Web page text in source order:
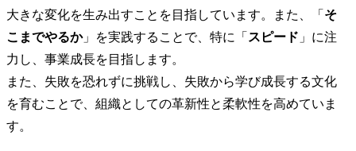
大きな変化を生み出すことを目指しています。また、「 そ
こまでやるか」を実践することで、特に「 スピード 」に注
力し、事業成長を目指します。
また、失敗を恐れずに挑戦し、失敗から学び成長する文化
を育むことで、組織としての革新性と柔軟性を高めていま
す。